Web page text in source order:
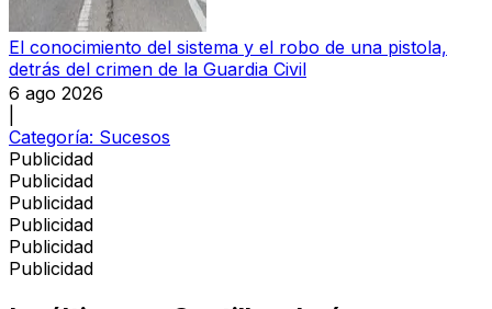
El conocimiento del sistema y el robo de una pistola,
detrás del crimen de la Guardia Civil
6 ago 2026
Categoría: Sucesos
Publicidad
Publicidad
Publicidad
Publicidad
Publicidad
Publicidad